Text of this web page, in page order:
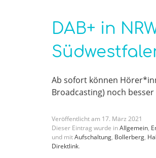
DAB+ in
Ab sofort können
Broadcasting) noch
Veröffentlicht am 17. März 2021
Dieser Eintrag wurde inAllgemein,
und mitAufschaltung, Bollerberg,
Direktlink.